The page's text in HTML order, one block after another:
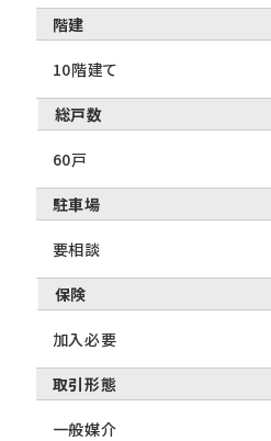
階建
10階建て
総戸数
60戸
駐車場
要相談
保険
加入必要
取引形態
一般媒介